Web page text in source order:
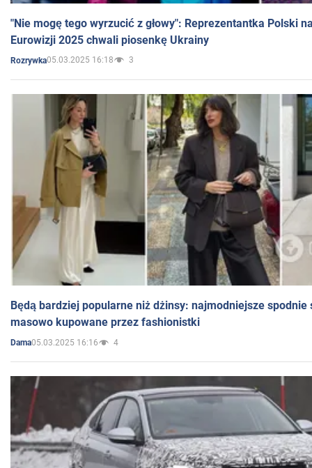
"Nie mogę tego wyrzucić z głowy": Reprezentantka Polski
Eurowizji 2025 chwali piosenkę Ukrainy
Rozrywka05.03.2025 16:18 3
Będą bardziej popularne niż dżinsy: najmodniejsze spodnie
masowo kupowane przez fashionistki
Dama05.03.2025 16:16 4